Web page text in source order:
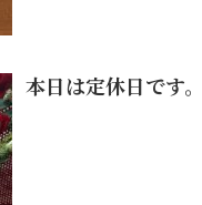
本日は定休日です。